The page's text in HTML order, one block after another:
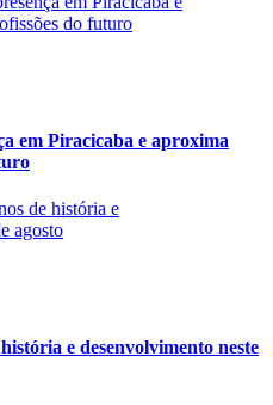
em Piracicaba e aproxima
e desenvolvimento neste